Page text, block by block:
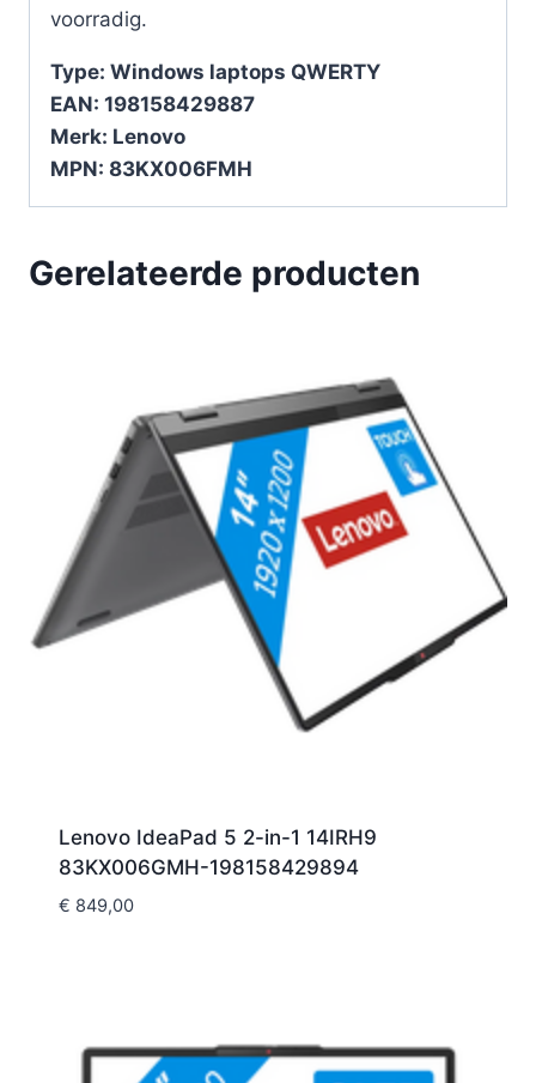
voorradig.
Type: Windows laptops QWERTY
EAN: 198158429887
Merk: Lenovo
MPN: 83KX006FMH
Gerelateerde producten
Lenovo IdeaPad 5 2-in-1 14IRH9
83KX006GMH-198158429894
€ 849,00